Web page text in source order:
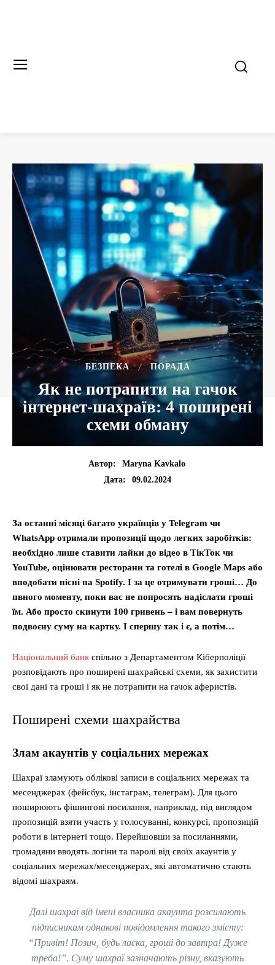
БЕЗПЕКА ПОРАДА
Як не потрапити на гачок
інтернет-шахраїв: 4 поширені
схеми обману
Автор:
Maryna Kavkalo
Дата:
09.02.2024
За останні місяці багато українців у Telegram чи
WhatsApp отримали пропозиції щодо легких заробітків:
необхідно лише ставити лайки до відео в ТікТок чи
YouTube, оцінювати ресторани та готелі в Google Maps або
вподобати пісні на Spotify. І за це отримувати гроші… До
пвного моменту, поки вас не попросять надіслати гроші
їм. Або просто скинути 100 гривень – і вам повернуть
подвоєну суму на картку. І спершу так і є, а потім…
Національний банк спільно з Департаментом Кіберполіції
розповідають про поширені шахрайські схеми, як захистити
свої дані та гроші і як не потрапити на гачок аферистів.
Поширені схеми шахрайства
Злам акаунтів у соціальних мережах
Шахраї зламують облікові записи в соціальних мережах та
месенджерах (фейсбук, інстаграм, телеграм). Для цього
поширюють фішингові посилання, наприклад, під виглядом
пропозицій взяти участь у голосуванні, конкурсі, пропозицій
роботи в інтернеті тощо. Перейшовши за посиланнями,
громадяни вводять логіни та паролі від своїх акаунтів у
соціальних мережах/месенджерах, які автоматично стають
відомі шахраям.
Далі шахраї від імені власника акаунта розсилають
підписникам однакові повідомлення такого змісту:
“Привіт! Позич, будь ласка, гроші до завтра! Дуже
треба!”. Суму шахраї зазначають різну, вказують